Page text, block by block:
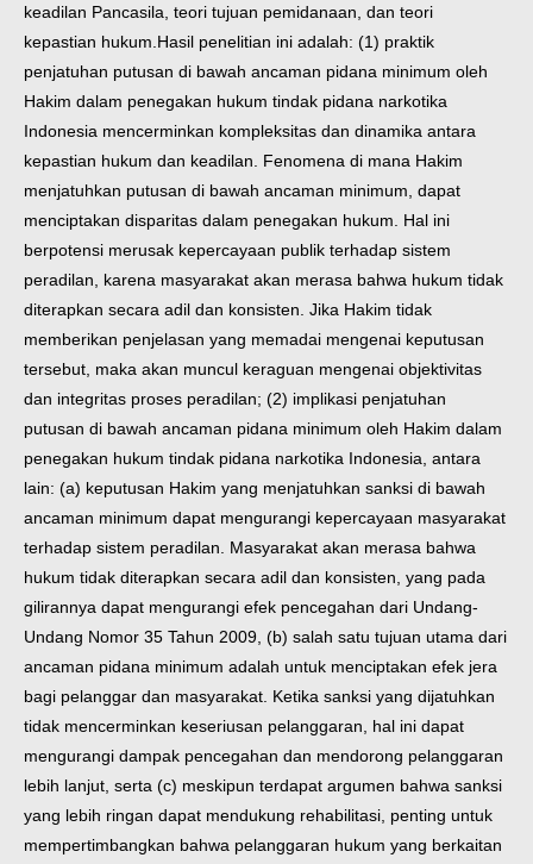
keadilan Pancasila, teori tujuan pemidanaan, dan teori
kepastian hukum.Hasil penelitian ini adalah: (1) praktik
penjatuhan putusan di bawah ancaman pidana minimum oleh
Hakim dalam penegakan hukum tindak pidana narkotika
Indonesia mencerminkan kompleksitas dan dinamika antara
kepastian hukum dan keadilan. Fenomena di mana Hakim
menjatuhkan putusan di bawah ancaman minimum, dapat
menciptakan disparitas dalam penegakan hukum. Hal ini
berpotensi merusak kepercayaan publik terhadap sistem
peradilan, karena masyarakat akan merasa bahwa hukum tidak
diterapkan secara adil dan konsisten. Jika Hakim tidak
memberikan penjelasan yang memadai mengenai keputusan
tersebut, maka akan muncul keraguan mengenai objektivitas
dan integritas proses peradilan; (2) implikasi penjatuhan
putusan di bawah ancaman pidana minimum oleh Hakim dalam
penegakan hukum tindak pidana narkotika Indonesia, antara
lain: (a) keputusan Hakim yang menjatuhkan sanksi di bawah
ancaman minimum dapat mengurangi kepercayaan masyarakat
terhadap sistem peradilan. Masyarakat akan merasa bahwa
hukum tidak diterapkan secara adil dan konsisten, yang pada
gilirannya dapat mengurangi efek pencegahan dari Undang-
Undang Nomor 35 Tahun 2009, (b) salah satu tujuan utama dari
ancaman pidana minimum adalah untuk menciptakan efek jera
bagi pelanggar dan masyarakat. Ketika sanksi yang dijatuhkan
tidak mencerminkan keseriusan pelanggaran, hal ini dapat
mengurangi dampak pencegahan dan mendorong pelanggaran
lebih lanjut, serta (c) meskipun terdapat argumen bahwa sanksi
yang lebih ringan dapat mendukung rehabilitasi, penting untuk
mempertimbangkan bahwa pelanggaran hukum yang berkaitan